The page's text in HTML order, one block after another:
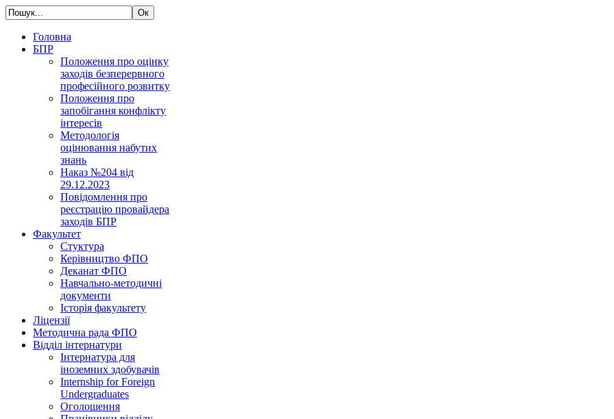
Головна
БПР
Положення про оцінку
заходів безперервного
професійного розвитку
Положення про
запобігання конфлікту
інтересів
Методологія
оцінювання набутих
знань
Наказ №204 від
29.12.2023
Повідомлення про
реєстрацію провайдера
заходів БПР
Факультет
Стуктура
Керівництво ФПО
Деканат ФПО
Навчально-методичні
документи
Історія факультету
Ліцензії
Методична рада ФПО
Відділ інтернатури
Інтернатура для
іноземних здобувачів
Internship for Foreign
Undergraduates
Оголошення